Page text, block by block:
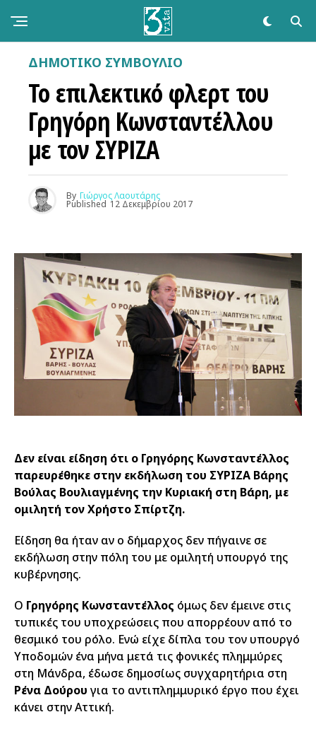
ΔΗΜΟΤΙΚΌ ΣΥΜΒΟΎΛΙΟ
Το επιλεκτικό φλερτ του
Γρηγόρη Κωνσταντέλλου
με τον ΣΥΡΙΖΑ
By Γιώργος Λαουτάρης
Published 12 Δεκεμβρίου 2017
Δεν είναι είδηση ότι ο Γρηγόρης Κωνσταντέλλος
παρευρέθηκε στην εκδήλωση του ΣΥΡΙΖΑ Βάρης
Βούλας Βουλιαγμένης την Κυριακή στη Βάρη, με
ομιλητή τον Χρήστο Σπίρτζη.
Είδηση θα ήταν αν ο δήμαρχος δεν πήγαινε σε
εκδήλωση στην πόλη του με ομιλητή υπουργό της
κυβέρνησης.
Ο Γρηγόρης Κωνσταντέλλος όμως δεν έμεινε στις
τυπικές του υποχρεώσεις που απορρέουν από το
θεσμικό του ρόλο. Ενώ είχε δίπλα του τον υπουργό
Υποδομών ένα μήνα μετά τις φονικές πλημμύρες
στη Μάνδρα, έδωσε δημοσίως συγχαρητήρια στη
Ρένα Δούρου για το αντιπλημμυρικό έργο που έχει
κάνει στην Αττική.